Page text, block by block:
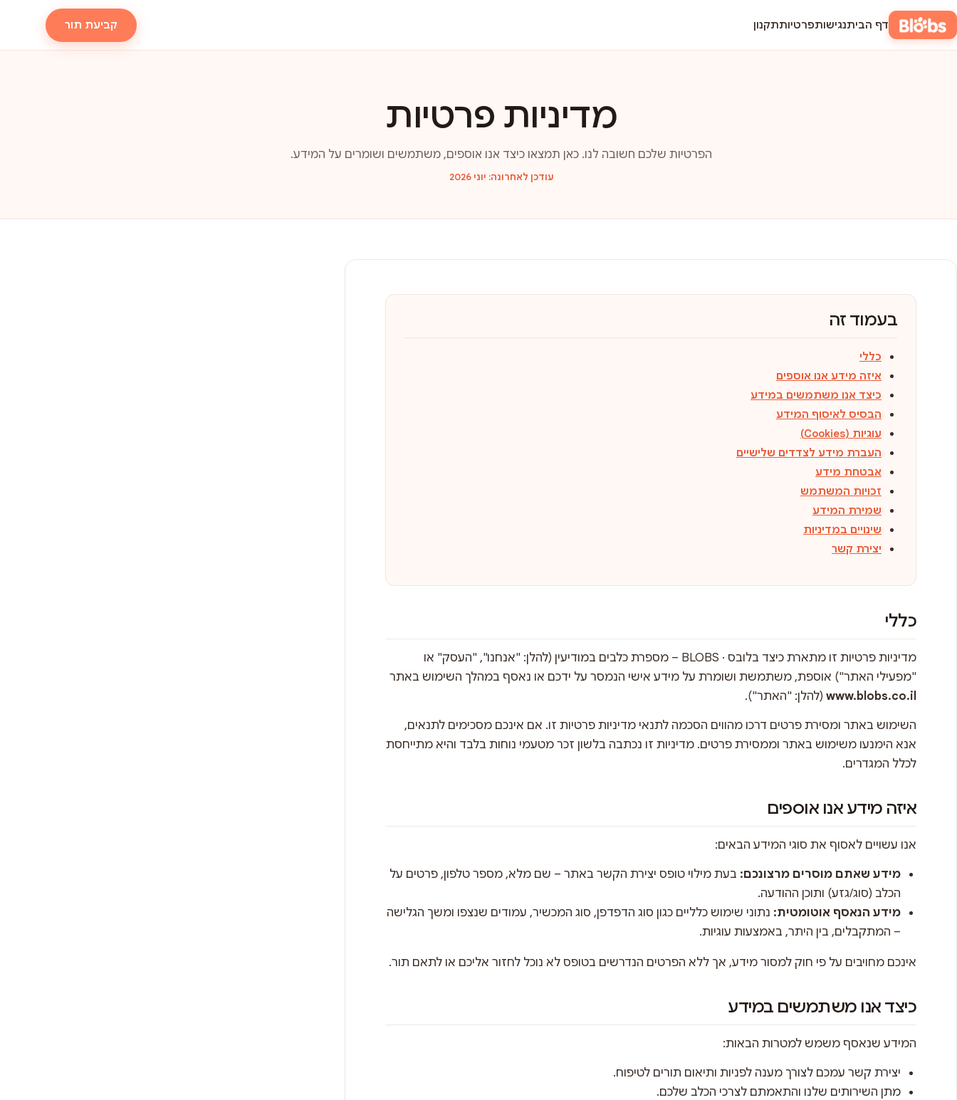
דף הביתנגישותפרטיותתקנון קביעת תור
מדיניות פרטיות
הפרטיות שלכם חשובה לנו. כאן תמצאו כיצד אנו אוספים, משתמשים ושומרים על המידע.
עודכן לאחרונה: יוני 2026
בעמוד זה
כללי
איזה מידע אנו אוספים
כיצד אנו משתמשים במידע
הבסיס לאיסוף המידע
עוגיות (Cookies)
העברת מידע לצדדים שלישיים
אבטחת מידע
זכויות המשתמש
שמירת המידע
שינויים במדיניות
יצירת קשר
כללי
מדיניות פרטיות זו מתארת כיצד בלובס · BLOBS – מספרת כלבים במודיעין (להלן: "אנחנו", "העסק" או
"מפעילי האתר") אוספת, משתמשת ושומרת על מידע אישי הנמסר על ידכם או נאסף במהלך השימוש באתר
www.blobs.co.il (להלן: "האתר").
השימוש באתר ומסירת פרטים דרכו מהווים הסכמה לתנאי מדיניות פרטיות זו. אם אינכם מסכימים לתנאים,
אנא הימנעו משימוש באתר וממסירת פרטים. מדיניות זו נכתבה בלשון זכר מטעמי נוחות בלבד והיא מתייחסת
לכלל המגדרים.
איזה מידע אנו אוספים
אנו עשויים לאסוף את סוגי המידע הבאים:
מידע שאתם מוסרים מרצונכם: בעת מילוי טופס יצירת הקשר באתר – שם מלא, מספר טלפון, פרטים על
הכלב (סוג/גזע) ותוכן ההודעה.
מידע הנאסף אוטומטית: נתוני שימוש כלליים כגון סוג הדפדפן, סוג המכשיר, עמודים שנצפו ומשך הגלישה
– המתקבלים, בין היתר, באמצעות עוגיות.
אינכם מחויבים על פי חוק למסור מידע, אך ללא הפרטים הנדרשים בטופס לא נוכל לחזור אליכם או לתאם תור.
כיצד אנו משתמשים במידע
המידע שנאסף משמש למטרות הבאות:
יצירת קשר עמכם לצורך מענה לפניות ותיאום תורים לטיפוח.
מתן השירותים שלנו והתאמתם לצרכי הכלב שלכם.